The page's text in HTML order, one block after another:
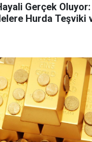
Gerçek
Hurda Teşviki